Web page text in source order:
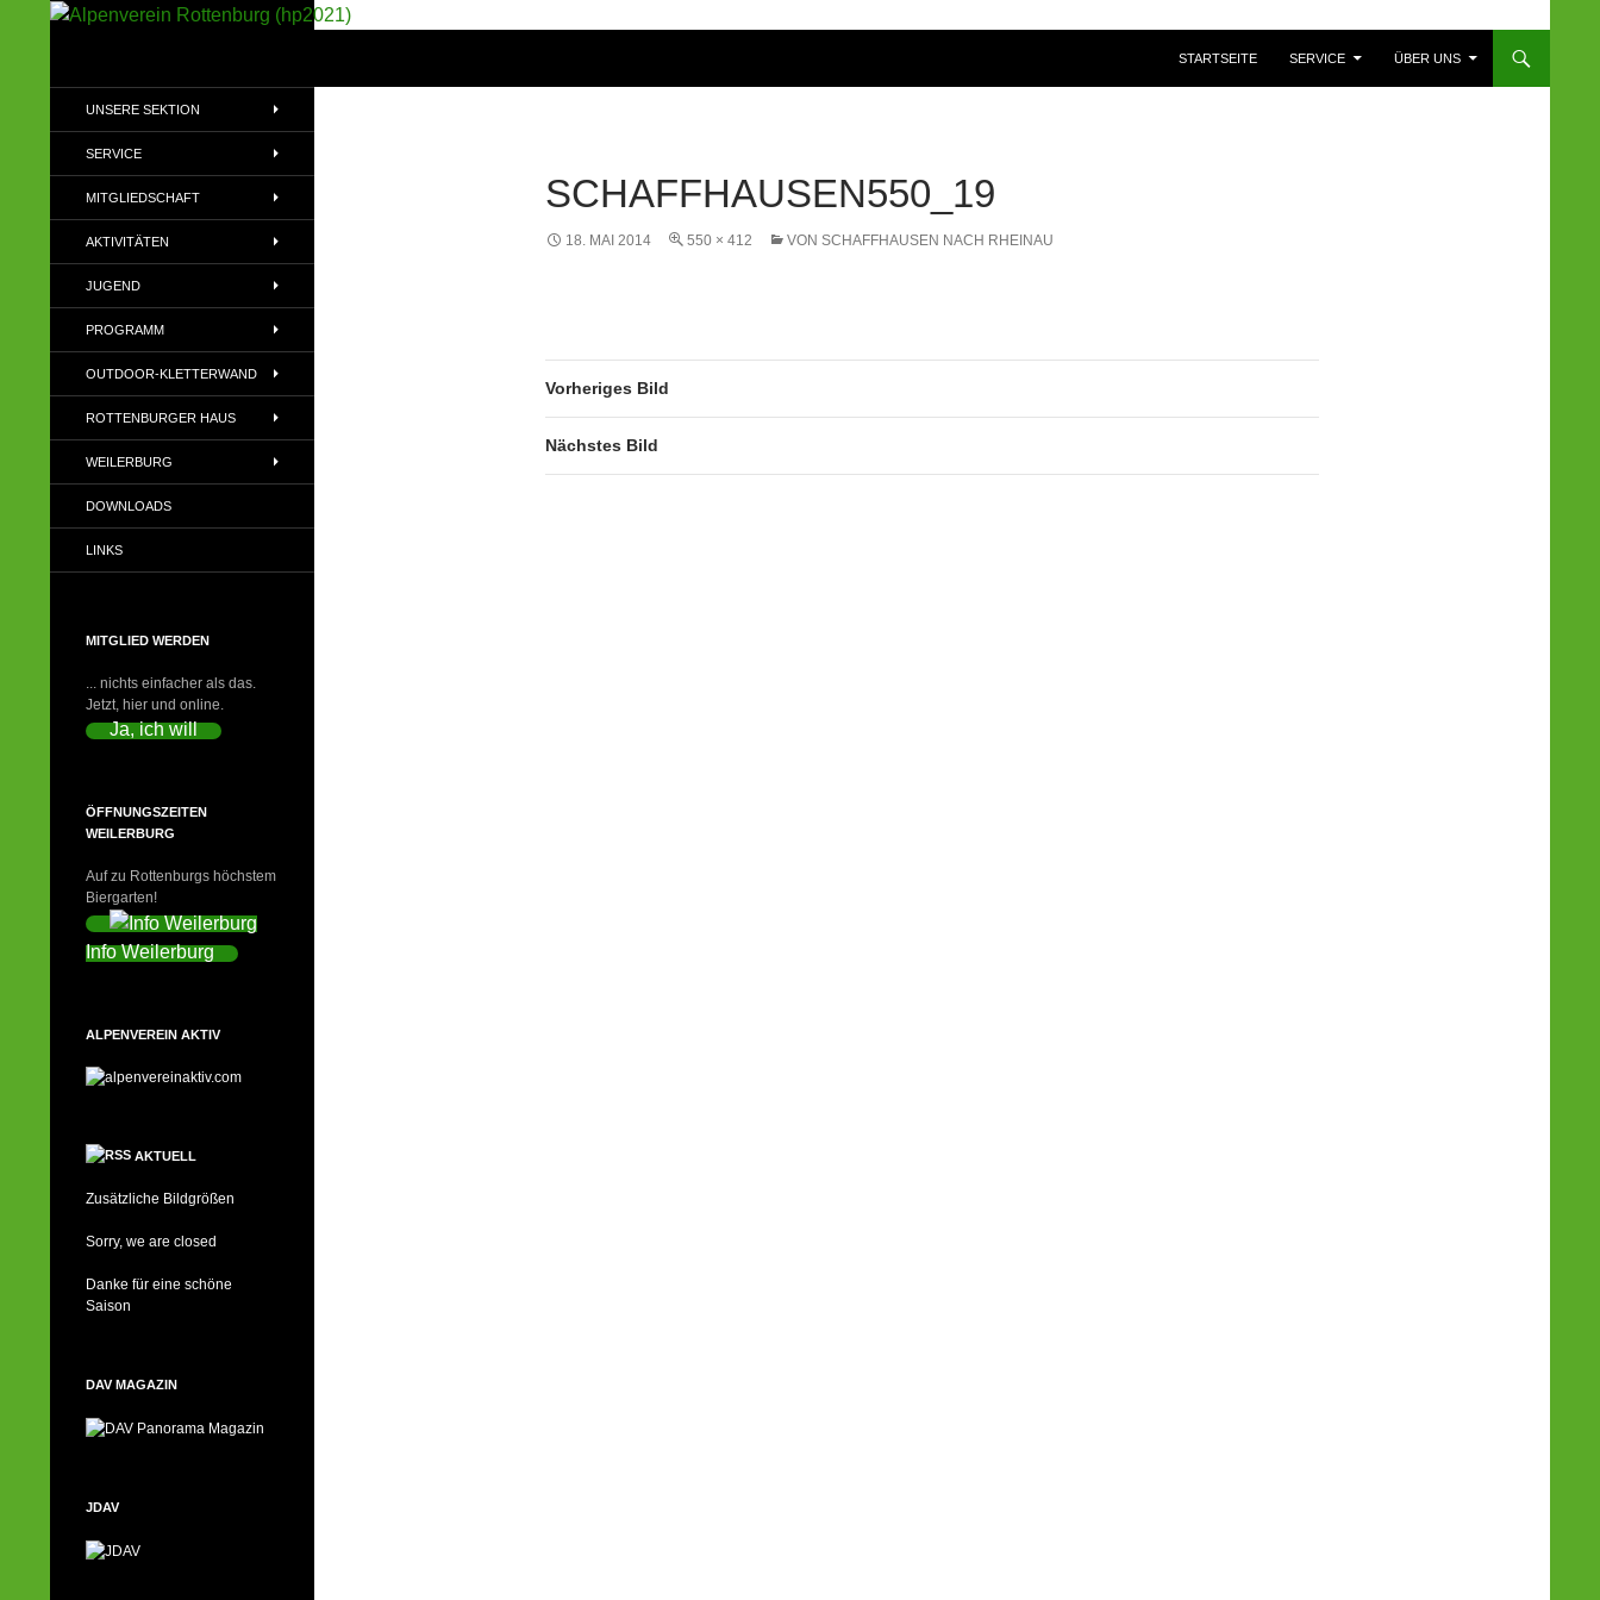
STARTSEITE
SERVICE ÜBER UNS
SCHAFFHAUSEN550_19
18. MAI 2014 550 × 412 VON SCHAFFHAUSEN NACH RHEINAU
Vorheriges Bild
Nächstes Bild
(DAV)
UNSERE SEKTION
SERVICE
MITGLIEDSCHAFT
AKTIVITÄTEN
JUGEND
PROGRAMM
OUTDOOR-KLETTERWAND
ROTTENBURGER HAUS
WEILERBURG
DOWNLOADS
LINKS
MITGLIED WERDEN
... nichts einfacher als das.
Jetzt, hier und online.
Ja, ich will
ÖFFNUNGSZEITEN
WEILERBURG
Auf zu Rottenburgs höchstem
Biergarten!
Info Weilerburg
ALPENVEREIN AKTIV
AKTUELL
Zusätzliche Bildgrößen
Sorry, we are closed
Danke für eine schöne
Saison
DAV MAGAZIN
JDAV